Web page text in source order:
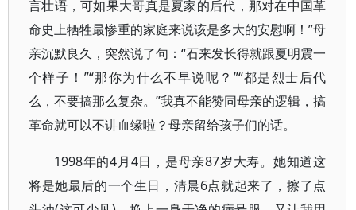
言壮语，可如果大哥真是夏家的后代，那对在中国革
命史上牺牲最惨重的家庭来说该是多大的安慰啊！”母
亲沉默良久，突然说了句：“石来发长得就跟夏明震一
个样子！”“那你为什么不早说呢？”“都是烈士后代
么，不要搞那么复杂。”我真不能赞同母亲的逻辑，搞
革命就可以不讲血缘啦？母亲留给孩子们的话。
1998年的4月4日，是母亲87岁大寿。她知道这
将是她最后的一个生日，清晨6点就起来了，擦了点